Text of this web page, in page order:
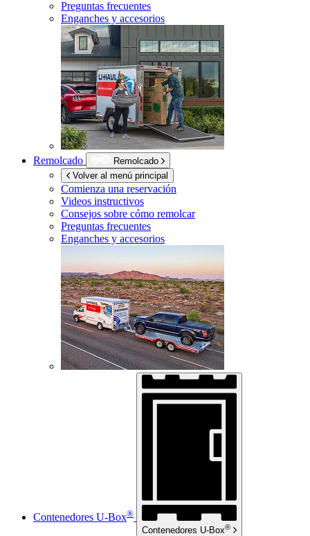
Preguntas frecuentes
Enganches y accesorios
Remolcado
Remolcado
Volver al menú principal
Comienza una reservación
Videos instructivos
Consejos sobre cómo remolcar
Preguntas frecuentes
Enganches y accesorios
Contenedores U-Box®
Contenedores U-Box®